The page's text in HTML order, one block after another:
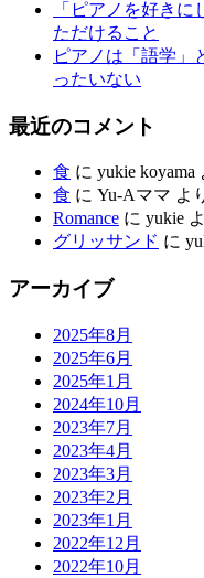
「ピアノを好き
ただけること
ピアノは「語学」
ったいない
最近のコメント
食 に yukie koyama
食 に Yu-Aママ よ
Romance に yukie
グリッサンド に
アーカイブ
2025年8月
2025年6月
2025年1月
2024年10月
2023年7月
2023年4月
2023年3月
2023年2月
2023年1月
2022年12月
2022年10月